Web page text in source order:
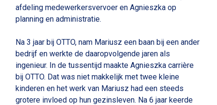
afdeling medewerkersvervoer en Agnieszka op
planning en administratie.
Na 3 jaar bij OTTO, nam Mariusz een baan bij een ander
bedrijf en werkte de daaropvolgende jaren als
ingenieur. In de tussentijd maakte Agnieszka carrière
bij OTTO. Dat was niet makkelijk met twee kleine
kinderen en het werk van Mariusz had een steeds
grotere invloed op hun gezinsleven. Na 6 jaar keerde